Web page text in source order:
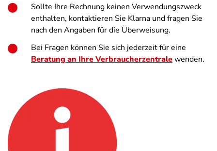
Sollte Ihre Rechnung keinen Verwendungszweck
enthalten, kontaktieren Sie Klarna und fragen Sie
nach den Angaben für die Überweisung.
Bei Fragen können Sie sich jederzeit für eine
Beratung an Ihre Verbraucherzentralewenden.